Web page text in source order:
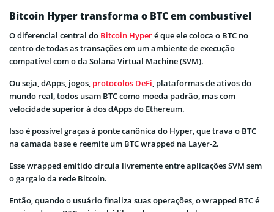
Bitcoin Hyper transforma o BTC em combustível
O diferencial central do Bitcoin Hyperé que ele coloca o BTC no
centro de todas as transações em um ambiente de execução
compatível com o da Solana Virtual Machine (SVM).
Ou seja, dApps, jogos, protocolos DeFi , plataformas de ativos do
mundo real, todos usam BTC como moeda padrão, mas com
velocidade superior à dos dApps do Ethereum.
Isso é possível graças à ponte canônica do Hyper, que trava o BTC
na camada base e reemite um BTC wrapped na Layer-2.
Esse wrapped emitido circula livremente entre aplicações SVM sem
o gargalo da rede Bitcoin.
Então, quando o usuário finaliza suas operações, o wrapped BTC é